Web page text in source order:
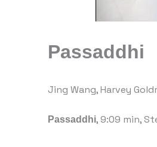
Passaddhi
Jing Wang, Harvey
Passaddhi, 9:09 min,